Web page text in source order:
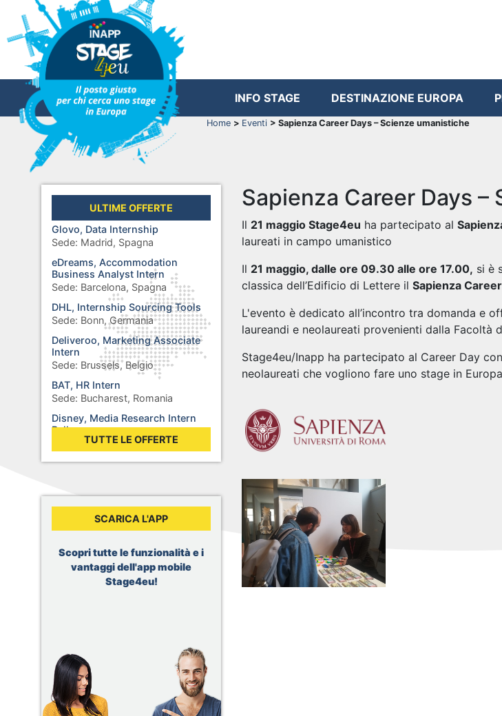
INFO STAGE DESTINAZIONE EUROPA
Home > Eventi > Sapienza Career Days – Scienze umanistiche
ULTIME OFFERTE
Glovo, Data Internship
Sede: Madrid, Spagna
eDreams, Accommodation
Business Analyst Intern
Sede: Barcelona, Spagna
DHL, Internship Sourcing Tools
Sede: Bonn, Germania
Deliveroo, Marketing Associate
Intern
Sede: Brussels, Belgio
BAT, HR Intern
Sede: Bucharest, Romania
Disney, Media Research Intern
Balkans
Sofia, Bulgaria
Rolex, Stage : Synthétiser des
WHO, Internship - Business
Operations
Sede: Berlin, Germania
WHO, Internship - Nutrition and
Food Safety
Geneva, Svizzera
TUTTE LE OFFERTE
SCARICA L'APP
Scopri tutte le funzionalità e i
vantaggi dell'app mobile
Stage4eu!
Sapienza Career Days
Il 21 maggio Stage4eu ha partecipato al
laureati in campo umanistico
Il 21 maggio, dalle ore 09.30 alle ore 17.00, si è
classica dell’Edificio di Lettere il Sapienza
L'evento è dedicato all’incontro tra domanda e
laureandi e neolaureati provenienti dalla Facoltà
Stage4eu/Inapp ha partecipato al Career Day
neolaureati che vogliono fare uno stage in